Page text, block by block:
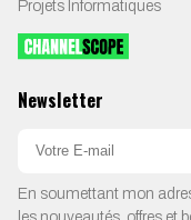
Projets Informatiques
Newsletter
En soumettant mon